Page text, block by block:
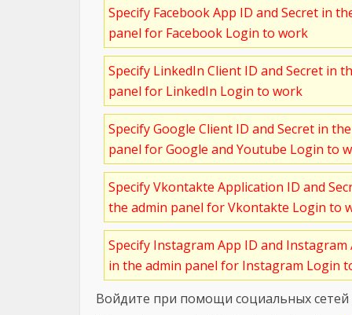
Specify Facebook App ID and Secret in
panel for Facebook Login to work
Specify LinkedIn Client ID and Secret in
panel for LinkedIn Login to work
Specify Google Client ID and Secret in
panel for Google and Youtube Login to
Specify Vkontakte Application ID and
the admin panel for Vkontakte Login to
Specify Instagram App ID and
in the admin panel for Instagram Login
Войдите при помощи социальных сетей